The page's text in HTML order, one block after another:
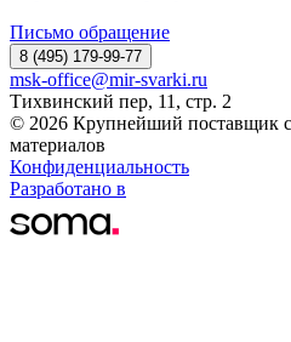
Письмо обращение
8 (495) 179-99-77
msk-office@mir-svarki.ru
Тихвинский пер, 11, стр. 2
© 2026 Крупнейший поставщик
материалов
Конфиденциальность
Разработано в